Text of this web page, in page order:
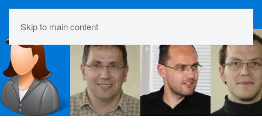
Skip to main content